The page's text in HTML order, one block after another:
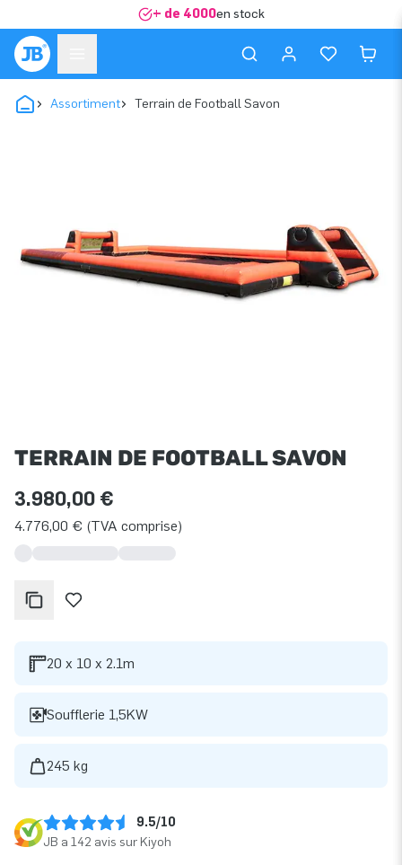
+ de 4000en stock
Assortiment Terrain de Football Savon
TERRAIN DE FOOTBALL SAVON
3.980,00 €
4.776,00 € (TVA comprise)
20 x 10 x 2.1m
Soufflerie 1,5KW
245 kg
9.5/10
JB a 142 avis sur Kiyoh